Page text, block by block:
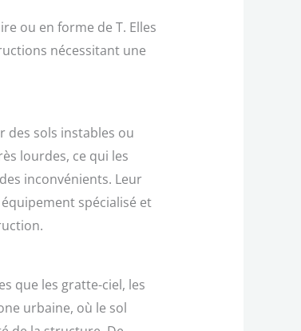
ou en forme de T. Elles
nécessitant une
sols instables ou
lourdes, ce qui les
inconvénients. Leur
spécialisé et
que les gratte-ciel, les
urbaine, où le sol